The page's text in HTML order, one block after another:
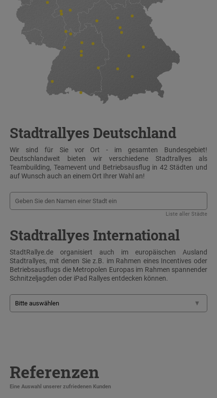
Stadtrallyes Deutschland
Wir sind für Sie vor Ort - im gesamten Bundesgebiet!
Deutschlandweit bieten wir verschiedene Stadtrallyes als
Teambuilding, Teamevent und Betriebsausflug in 42 Städten und
auf Wunsch auch an einem Ort Ihrer Wahl an!
Liste aller Städte
Stadtrallyes International
StadtRallye.de organisiert auch im europäischen Ausland
Stadtrallyes, mit denen Sie z.B. im Rahmen eines Incentives oder
Betriebsausflugs die Metropolen Europas im Rahmen spannender
Schnitzeljagden oder iPad Rallyes entdecken können.
Referenzen
Eine Auswahl unserer zufriedenen Kunden